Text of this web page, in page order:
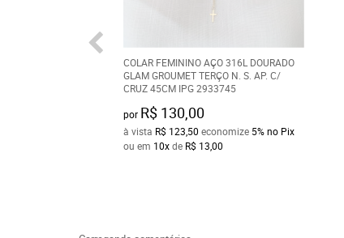
COLAR FEMININO AÇO 316L DOURADO
GLAM GROUMET TERÇO N. S. AP. C/
CRUZ 45CM IPG 2933745
por R$ 130,00
à vista R$ 123,50 economize 5%no Pix
ou em 10xde R$ 13,00